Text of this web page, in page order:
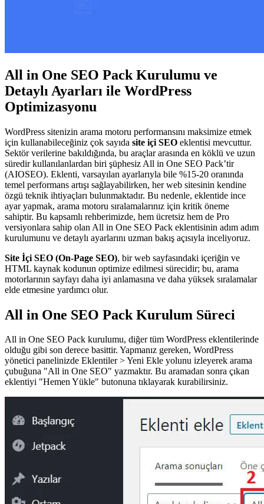
All in One SEO Pack Kurulumu ve
Detaylı Ayarları ile WordPress
Optimizasyonu
WordPress sitenizin arama motoru performansını maksimize etmek
için kullanabileceğiniz çok sayıda site içi SEO eklentisi mevcuttur.
Sektör verilerine bakıldığında, bu araçlar arasında en köklü ve uzun
süredir kullanılanlardan biri şüphesiz All in One SEO Pack’tir
(AIOSEO). Eklenti, varsayılan ayarlarıyla bile %15-20 oranında
temel performans artışı sağlayabilirken, her web sitesinin kendine
özgü teknik ihtiyaçları bulunmaktadır. Bu nedenle, eklentide ince
ayar yapmak, arama motoru sıralamalarınız için kritik öneme
sahiptir. Bu kapsamlı rehberimizde, hem ücretsiz hem de Pro
versiyonlara sahip olan All in One SEO Pack eklentisinin adım adım
kurulumunu ve detaylı ayarlarını uzman bakış açısıyla inceliyoruz.
Site İçi SEO (On-Page SEO), bir web sayfasındaki içeriğin ve
HTML kaynak kodunun optimize edilmesi sürecidir; bu, arama
motorlarının sayfayı daha iyi anlamasına ve daha yüksek sıralamalar
elde etmesine yardımcı olur.
All in One SEO Pack Kurulum Süreci
All in One SEO Pack kurulumu, diğer tüm WordPress eklentilerinde
olduğu gibi son derece basittir. Yapmanız gereken, WordPress
yönetici panelinizde Eklentiler > Yeni Ekle yolunu izleyerek arama
çubuğuna "All in One SEO" yazmaktır. Bu aramadan sonra çıkan
eklentiyi "Hemen Yükle" butonuna tıklayarak kurabilirsiniz.